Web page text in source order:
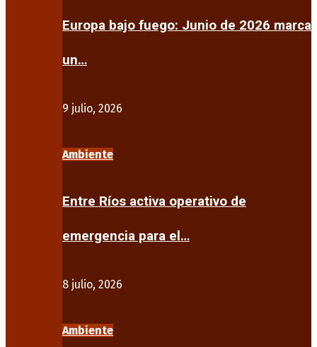
Europa bajo fuego: Junio de 2026 marca
un…
9 julio, 2026
Ambiente
Entre Ríos activa operativo de
emergencia para el…
8 julio, 2026
Ambiente